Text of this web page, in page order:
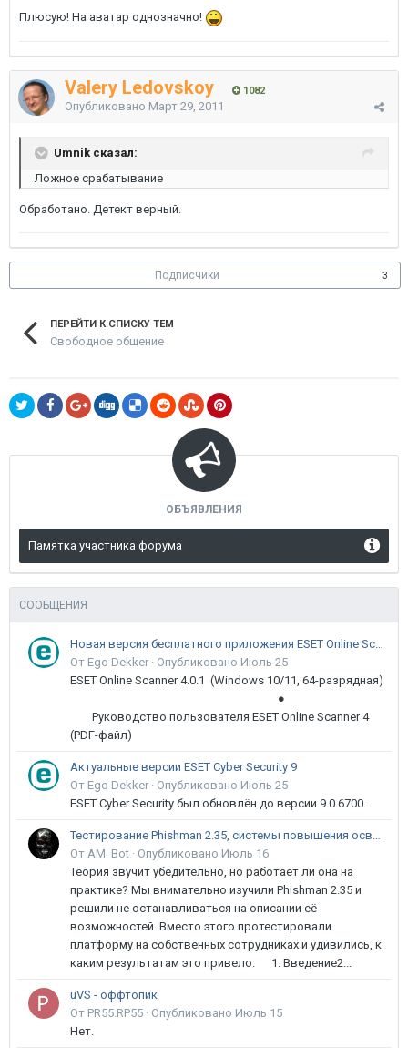
Плюсую! На аватар однозначно!
Valery Ledovskoy 1082
Опубликовано Март 29, 2011
Umnik сказал:
Ложное срабатывание
Обработано. Детект верный.
Подписчики 3
ПЕРЕЙТИ К СПИСКУ ТЕМ
Свободное общение
ОБЪЯВЛЕНИЯ
Памятка участника форума
СООБЩЕНИЯ
Новая версия бесплатного приложения ESET Online Scanner доступна пользователям
От Ego Dekker · Опубликовано Июль 25
ESET Online Scanner 4.0.1 (Windows 10/11, 64-разрядная)
●
Руководство пользователя ESET Online Scanner 4
(PDF-файл)
Актуальные версии ESET Cyber Security 9
От Ego Dekker · Опубликовано Июль 25
ESET Cyber Security был обновлён до версии 9.0.6700.
Тестирование Phishman 2.35, системы повышения осведомлённости пользователей в сфере ИБ
От AM_Bot · Опубликовано Июль 16
Теория звучит убедительно, но работает ли она на
практике? Мы внимательно изучили Phishman 2.35 и
решили не останавливаться на описании её
возможностей. Вместо этого протестировали
платформу на собственных сотрудниках и удивились, к
каким результатам это привело. 1. Введение2...
uVS - оффтопик
От PR55.RP55 · Опубликовано Июль 15
Нет.